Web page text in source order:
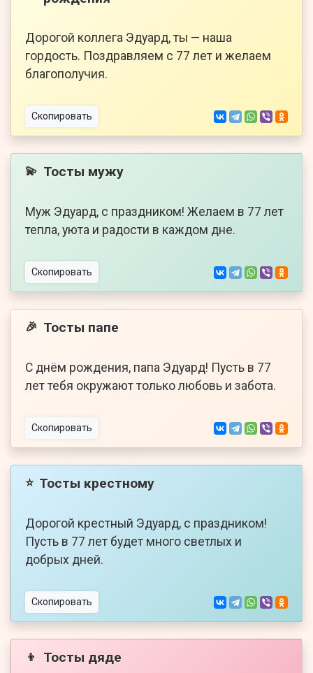
Дорогой коллега Эдуард, ты — наша
гордость. Поздравляем с 77 лет и желаем
благополучия.
Скопировать
💫 Тосты мужу
Муж Эдуард, с праздником! Желаем в 77 лет
тепла, уюта и радости в каждом дне.
Скопировать
🎉 Тосты папе
С днём рождения, папа Эдуард! Пусть в 77
лет тебя окружают только любовь и забота.
Скопировать
⭐ Тосты крестному
Дорогой крестный Эдуард, с праздником!
Пусть в 77 лет будет много светлых и
добрых дней.
Скопировать
👦 Тосты дяде